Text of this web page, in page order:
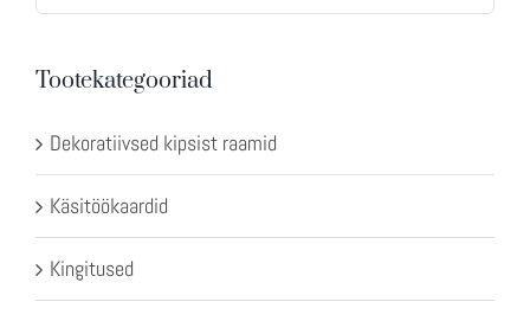
Tootekategooriad
Dekoratiivsed kipsist raamid
Käsitöökaardid
Kingitused